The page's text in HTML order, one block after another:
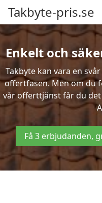
Takbyte-pris.se
Enkelt och
Takbyte kan vara en
offertfasen. Men om du
vår offerttjänst får du
Få 3 erbjudanden,